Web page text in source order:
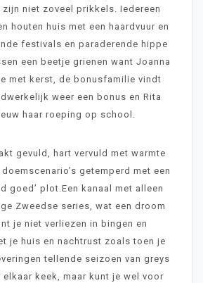
zijn niet zoveel prikkels. Iedereen
houten huis met een haardvuur en
festivals en paraderende hippe
een beetje grienen want Joanna
met kerst, de bonusfamilie vindt
weer een bonus en Rita
haar roeping op school.
gevuld, hart vervuld met warmte
getemperd met een
goed’ plot.Een kanaal met alleen
Zweedse series, wat een droom
je niet verliezen in bingen en
je huis en nachtrust zoals toen je
tellende seizoen van greys
elkaar keek, maar kunt je wel voor